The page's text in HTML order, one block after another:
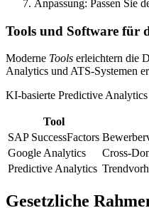
Anpassung: Passen Sie
Tools und Software für
Moderne Tools erleichtern die
Analytics und ATS-Systemen
KI-basierte Predictive
Tool
SAP SuccessFactors
Google Analytics
Cross-
Predictive Analytics
Gesetzliche